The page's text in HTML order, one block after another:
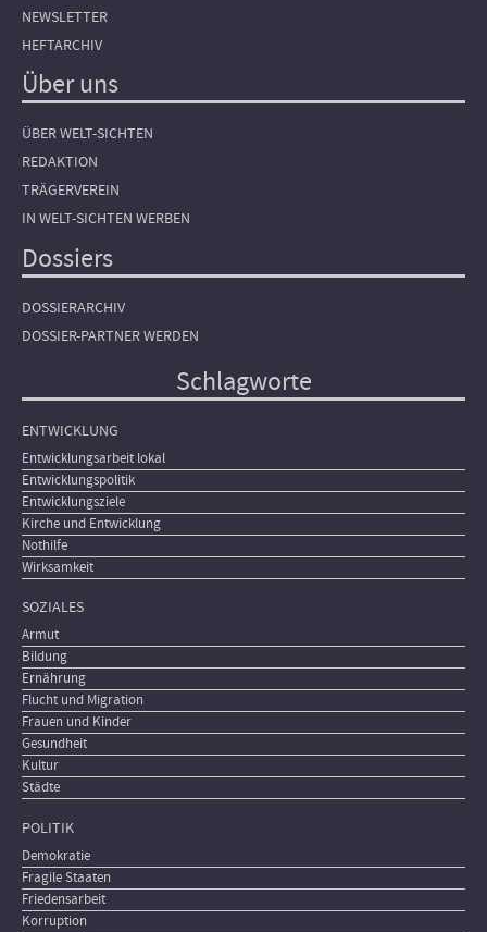
NEWSLETTER
HEFTARCHIV
Über uns
ÜBER WELT-SICHTEN
REDAKTION
TRÄGERVEREIN
IN WELT-SICHTEN WERBEN
Dossiers
DOSSIERARCHIV
DOSSIER-PARTNER WERDEN
Schlagworte
ENTWICKLUNG
Entwicklungsarbeit lokal
Entwicklungspolitik
Entwicklungsziele
Kirche und Entwicklung
Nothilfe
Wirksamkeit
SOZIALES
Armut
Bildung
Ernährung
Flucht und Migration
Frauen und Kinder
Gesundheit
Kultur
Städte
POLITIK
Demokratie
Fragile Staaten
Friedensarbeit
Korruption